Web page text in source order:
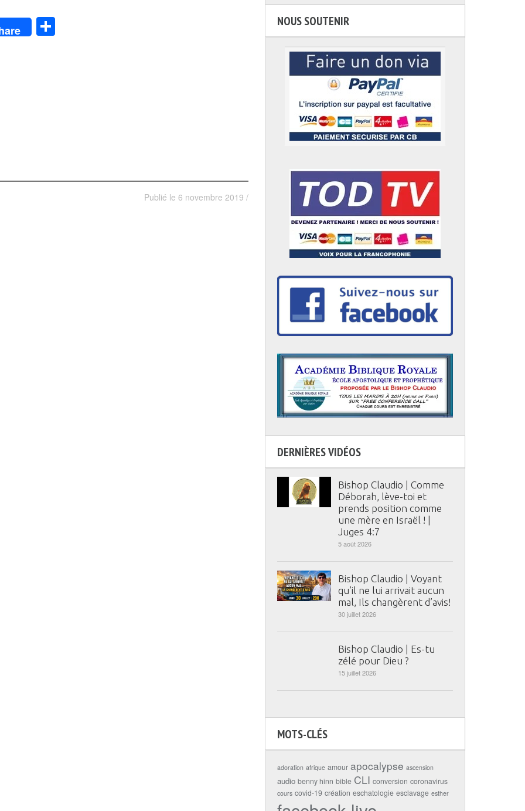
Publié le 6 novembre 2019 /
NOUS SOUTENIR
DERNIÈRES VIDÉOS
Bishop Claudio | Comme
Déborah, lève-toi et
prends position comme
une mère en Israël ! |
Juges 4:7
5 août 2026
Bishop Claudio | Voyant
qu’il ne lui arrivait aucun
mal, Ils changèrent d’avis!
30 juillet 2026
Bishop Claudio | Es-tu
zélé pour Dieu ?
15 juillet 2026
MOTS-CLÉS
adoration afrique amour apocalypse ascension
audio benny hinn bible CLI conversion coronavirus
cours covid-19 création eschatologie esclavage esther